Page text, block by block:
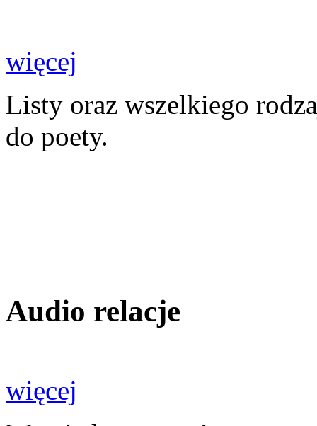
więcej
Listy oraz wszelkiego
do poety.
Audio relacje
więcej